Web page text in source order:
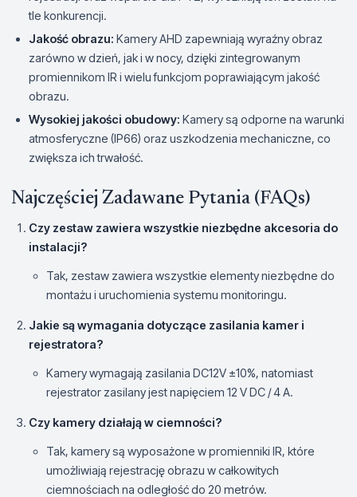
tle konkurencji.
Jakość obrazu: Kamery AHD zapewniają wyraźny obraz
zarówno w dzień, jak i w nocy, dzięki zintegrowanym
promiennikom IR i wielu funkcjom poprawiającym jakość
obrazu.
Wysokiej jakości obudowy: Kamery są odporne na warunki
atmosferyczne (IP66) oraz uszkodzenia mechaniczne, co
zwiększa ich trwałość.
Najczęściej Zadawane Pytania (FAQs)
Czy zestaw zawiera wszystkie niezbędne akcesoria do
instalacji?
Tak, zestaw zawiera wszystkie elementy niezbędne do
montażu i uruchomienia systemu monitoringu.
Jakie są wymagania dotyczące zasilania kamer i
rejestratora?
Kamery wymagają zasilania DC12V ±10%, natomiast
rejestrator zasilany jest napięciem 12 V DC / 4 A.
Czy kamery działają w ciemności?
Tak, kamery są wyposażone w promienniki IR, które
umożliwiają rejestrację obrazu w całkowitych
ciemnościach na odległość do 20 metrów.